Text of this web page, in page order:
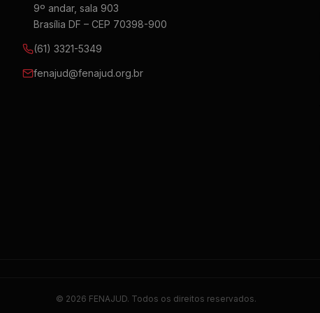
9º andar, sala 903
Brasília DF – CEP 70398-900
(61) 3321-5349
fenajud@fenajud.org.br
© 2026 FENAJUD. Todos os direitos reservados.